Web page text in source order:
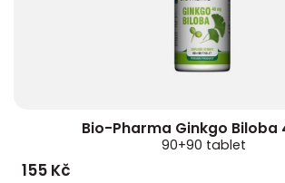
Bio-Pharma Ginkgo Biloba
90+90 tablet
155 Kč